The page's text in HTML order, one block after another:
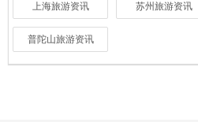
上海旅游资讯 苏州旅游资讯
普陀山旅游资讯